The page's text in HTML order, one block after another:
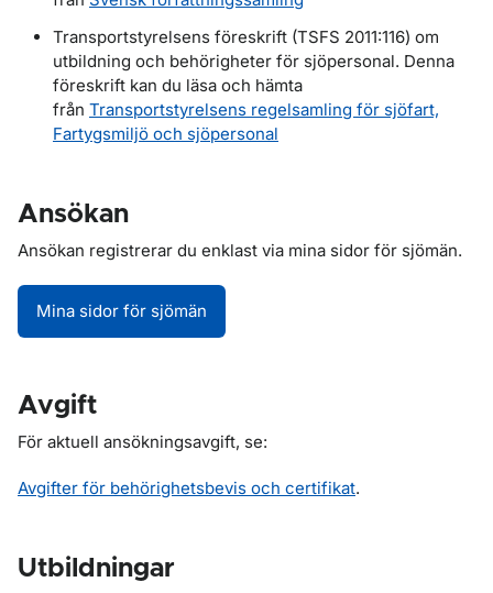
Transportstyrelsens föreskrift (TSFS 2011:116) om
utbildning och behörigheter för sjöpersonal. Denna
föreskrift kan du läsa och hämta
från Transportstyrelsens regelsamling för sjöfart,
Fartygsmiljö och sjöpersonal
Ansökan
Ansökan registrerar du enklast via mina sidor för sjömän.
Mina sidor för sjömän
Avgift
För aktuell ansökningsavgift, se:
Avgifter för behörighetsbevis och certifikat.
Utbildningar